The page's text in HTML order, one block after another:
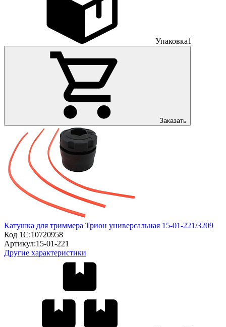
Упаковка1
Заказать
Катушка для триммера Трион универсальная 15-01-221/3209
Код 1С:10720958
Артикул:15-01-221
Другие характеристики